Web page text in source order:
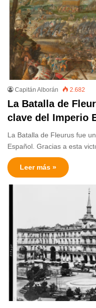
Capitán Alborán 2.682
La Batalla de
clave del Imperio
La Batalla de Fleurus fue
Español. Gracias a esta
Leer más »